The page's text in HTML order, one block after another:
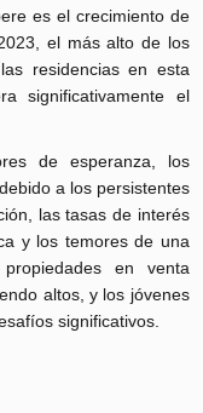
es el crecimiento de
el más alto de los
residencias en esta
significativamente el
de esperanza, los
a los persistentes
las tasas de interés
y los temores de una
en venta
altos, y los jóvenes
significativos.